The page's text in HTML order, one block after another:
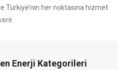
Türkiye’nin her noktasına hizmet
Enerji Kategorileri